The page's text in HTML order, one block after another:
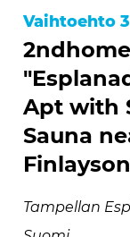
Vaihtoehto 3
Apt with
Sauna
Tampellan